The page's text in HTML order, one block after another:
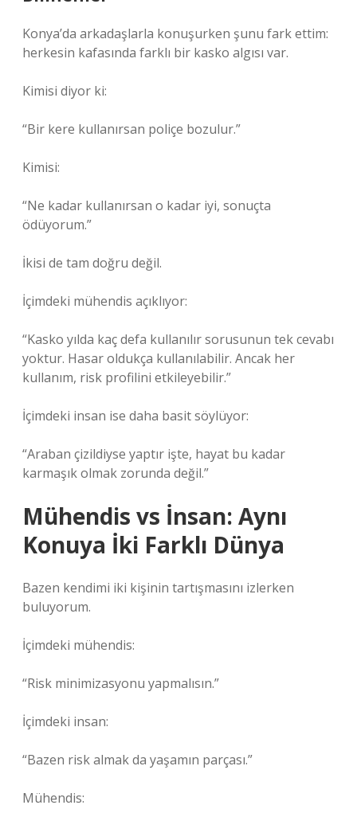
Konya’da arkadaşlarla konuşurken şunu fark ettim:
herkesin kafasında farklı bir kasko algısı var.
Kimisi diyor ki:
“Bir kere kullanırsan poliçe bozulur.”
Kimisi:
“Ne kadar kullanırsan o kadar iyi, sonuçta
ödüyorum.”
İkisi de tam doğru değil.
İçimdeki mühendis açıklıyor:
“Kasko yılda kaç defa kullanılır sorusunun tek cevabı
yoktur. Hasar oldukça kullanılabilir. Ancak her
kullanım, risk profilini etkileyebilir.”
İçimdeki insan ise daha basit söylüyor:
“Araban çizildiyse yaptır işte, hayat bu kadar
karmaşık olmak zorunda değil.”
Mühendis vs İnsan: Aynı
Konuya İki Farklı Dünya
Bazen kendimi iki kişinin tartışmasını izlerken
buluyorum.
İçimdeki mühendis:
“Risk minimizasyonu yapmalısın.”
İçimdeki insan:
“Bazen risk almak da yaşamın parçası.”
Mühendis: